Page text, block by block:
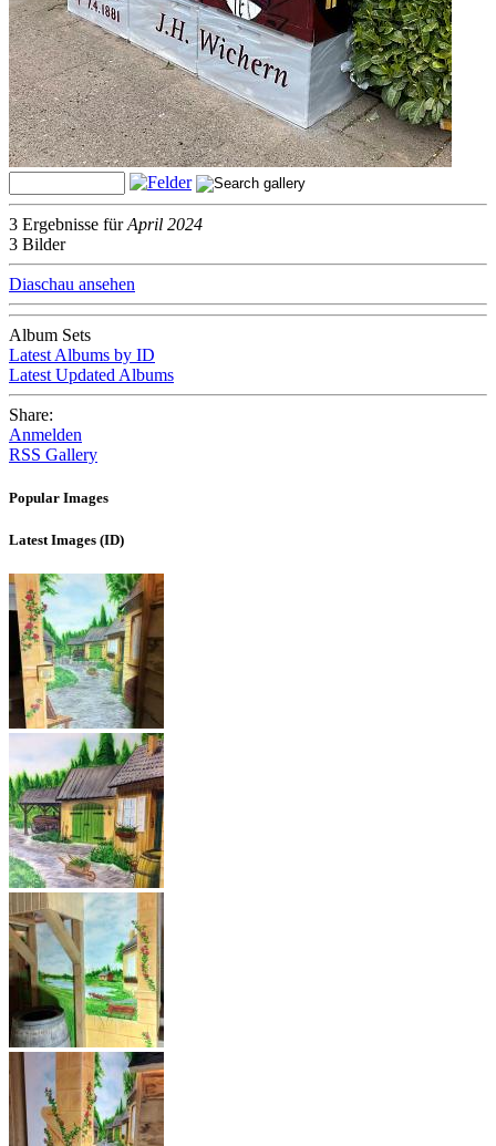
3 Ergebnisse fürApril 2024
3 Bilder
Diaschau ansehen
Album Sets
Latest Albums by ID
Latest Updated Albums
Share:
Anmelden
RSS Gallery
Popular Images
Latest Images (ID)